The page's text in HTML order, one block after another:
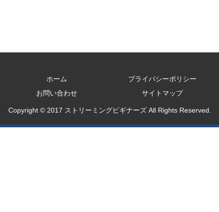
ホーム
プライバシーポリシー
お問い合わせ
サイトマップ
Copyright © 2017 ストリーミングビギナーズ All Rights Reserved.